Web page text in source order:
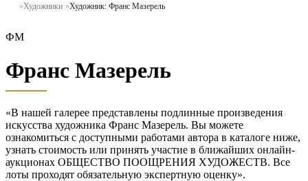
Художники Художник: Франс Мазерель
ФМ
Франс Мазерель
«В нашей галерее представлены подлинные произведения
искусства художника Франс Мазерель. Вы можете
ознакомиться с доступными работами автора в каталоге ниже,
узнать стоимость или принять участие в ближайших онлайн-
аукционах ОБЩЕСТВО ПООЩРЕНИЯ ХУДОЖЕСТВ. Все
лоты проходят обязательную экспертную оценку».